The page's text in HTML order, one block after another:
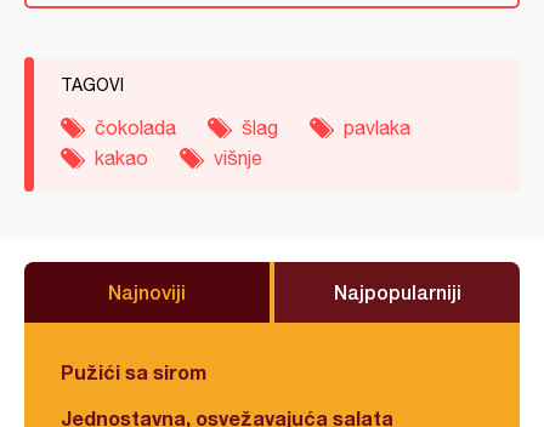
TAGOVI
čokolada šlag
pavlaka
kakao
višnje
Najnoviji Najpopularniji
Pužići sa sirom
Jednostavna, osvežavajuća salata